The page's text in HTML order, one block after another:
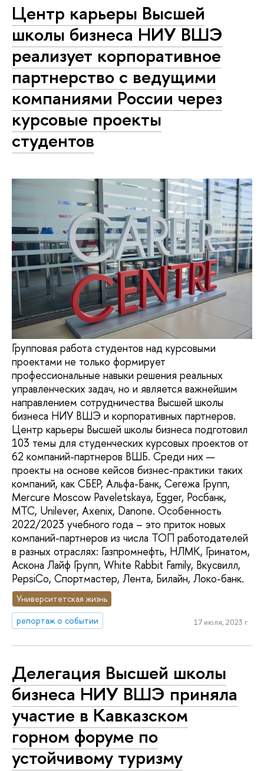
Центр карьеры Высшей
школы бизнеса НИУ ВШЭ
реализует корпоративное
партнерство с ведущими
компаниями России через
курсовые проекты
студентов
Групповая работа студентов над курсовыми
проектами не только формирует
профессиональные навыки решения реальных
управленческих задач, но и является важнейшим
направлением сотрудничества Высшей школы
бизнеса НИУ ВШЭ и корпоративных партнеров.
Центр карьеры Высшей школы бизнеса подготовил
103 темы для студенческих курсовых проектов от
62 компаний-партнеров ВШБ. Среди них —
проекты на основе кейсов бизнес-практики таких
компаний, как СБЕР, Альфа-Банк, Сегежа Групп,
Mercure Moscow Paveletskaya, Egger, Росбанк,
МТС, Unilever, Axenix, Danone. Особенность
2022/2023 учебного года – это приток новых
компаний-партнеров из числа ТОП работодателей
в разных отраслях: Газпромнефть, НЛМК, Гринатом,
Аскона Лайф Групп, White Rabbit Family, Вкусвилл,
PepsiCo, Спортмастер, Лента, Билайн, Локо-банк.
Университетская жизнь
репортаж о событии
17 июля, 2023 г.
Делегация Высшей школы
бизнеса НИУ ВШЭ приняла
участие в Кавказском
горном форуме по
устойчивому туризму